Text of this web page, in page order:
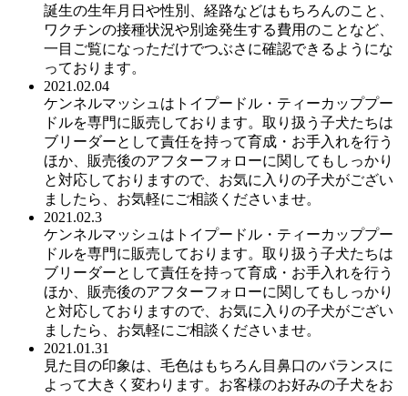
誕生の生年月日や性別、経路などはもちろんのこと、
ワクチンの接種状況や別途発生する費用のことなど、
一目ご覧になっただけでつぶさに確認できるようにな
っております。
2021.02.04
ケンネルマッシュはトイプードル・ティーカッププー
ドルを専門に販売しております。取り扱う子犬たちは
ブリーダーとして責任を持って育成・お手入れを行う
ほか、販売後のアフターフォローに関してもしっかり
と対応しておりますので、お気に入りの子犬がござい
ましたら、お気軽にご相談くださいませ。
2021.02.3
ケンネルマッシュはトイプードル・ティーカッププー
ドルを専門に販売しております。取り扱う子犬たちは
ブリーダーとして責任を持って育成・お手入れを行う
ほか、販売後のアフターフォローに関してもしっかり
と対応しておりますので、お気に入りの子犬がござい
ましたら、お気軽にご相談くださいませ。
2021.01.31
見た目の印象は、毛色はもちろん目鼻口のバランスに
よって大きく変わります。お客様のお好みの子犬をお